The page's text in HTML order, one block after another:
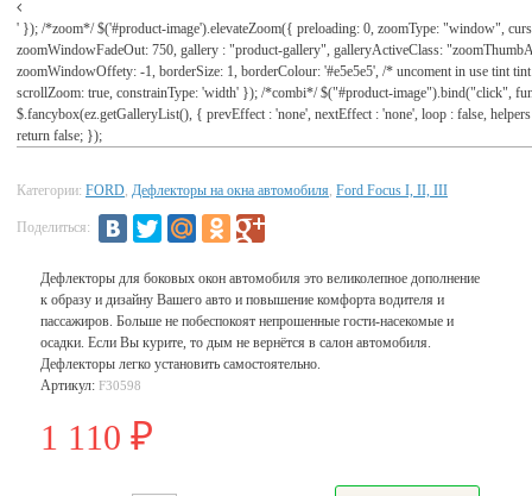
' }); /*zoom*/ $('#product-image').elevateZoom({ preloading: 0, zoomType: "window",
zoomWindowFadeOut: 750, gallery : "product-gallery", galleryActiveClass:
zoomWindowOffety: -1, borderSize: 1, borderColour: '#e5e5e5', /* uncoment in use tint
scrollZoom: true, constrainType: 'width' }); /*combi*/ $("#product-image").bind("click",
$.fancybox(ez.getGalleryList(), { prevEffect : 'none', nextEffect : 'none', loop : false,
return false; });
Категории: FORD, Дефлекторы на окна автомобиля, Ford Focus I, II, III
Поделиться:
Дефлекторы для боковых окон автомобиля это великолепное дополнение
к образу и дизайну Вашего авто и повышение комфорта водителя и
пассажиров. Больше не побеспокоят непрошенные гости-насекомые и
осадки. Если Вы курите, то дым не вернётся в салон автомобиля.
Дефлекторы легко установить самостоятельно.
Артикул: F30598
1 110 ₽